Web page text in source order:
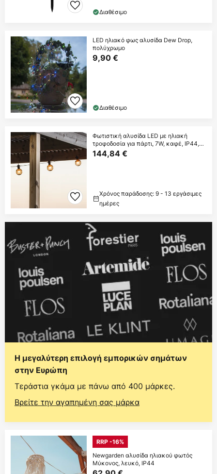
Διαθέσιμο
LED ηλιακό φως αλυσίδα Dew Drop,
πολύχρωμο
9,90 €
Διαθέσιμο
Φωτιστική αλυσίδα LED με ηλιακή
τροφοδοσία για πάρτι, 7W, καφέ, IP44,
1800K
144,84 €
Χρόνος παράδοσης: 9 - 13 εργάσιμες
ημέρες
Η μεγαλύτερη επιλογή εμπορικών σημάτων
στην Ευρώπη
Τεράστια γκάμα με πάνω από 400 μάρκες.
Βρείτε την αγαπημένη σας μάρκα
RRP -16%
Newgarden αλυσίδα ηλιακού φωτός
Μύκονος, λευκό, IP44